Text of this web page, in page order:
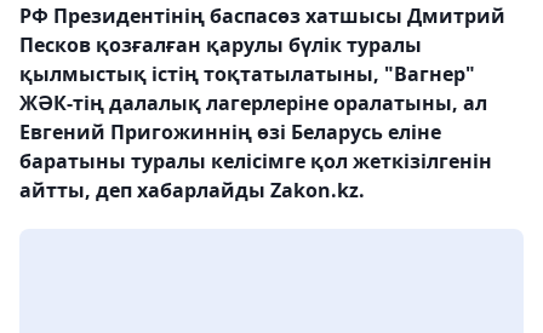
РФ Президентінің баспасөз хатшысы Дмитрий
Песков қозғалған қарулы бүлік туралы
қылмыстық істің тоқтатылатыны, "Вагнер"
ЖӘК-тің далалық лагерлеріне оралатыны, ал
Евгений Пригожиннің өзі Беларусь еліне
баратыны туралы келісімге қол жеткізілгенін
айтты, деп хабарлайды Zakon.kz.